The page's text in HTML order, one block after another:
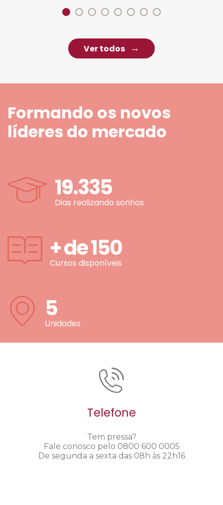
Ver todos
Formando os novos
líderes do mercado
19.335
Dias realizando sonhos
+ de150
Cursos disponíveis
5
Unidades
Telefone
Tem pressa?
Fale conosco pelo 0800 600 0005
De segunda a sexta das 08h às 22h16